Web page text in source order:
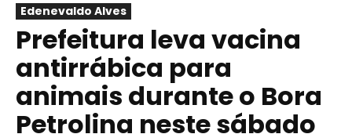
Edenevaldo Alves
Prefeitura leva vacina
antirrábica para
animais durante o Bora
Petrolina neste sábado